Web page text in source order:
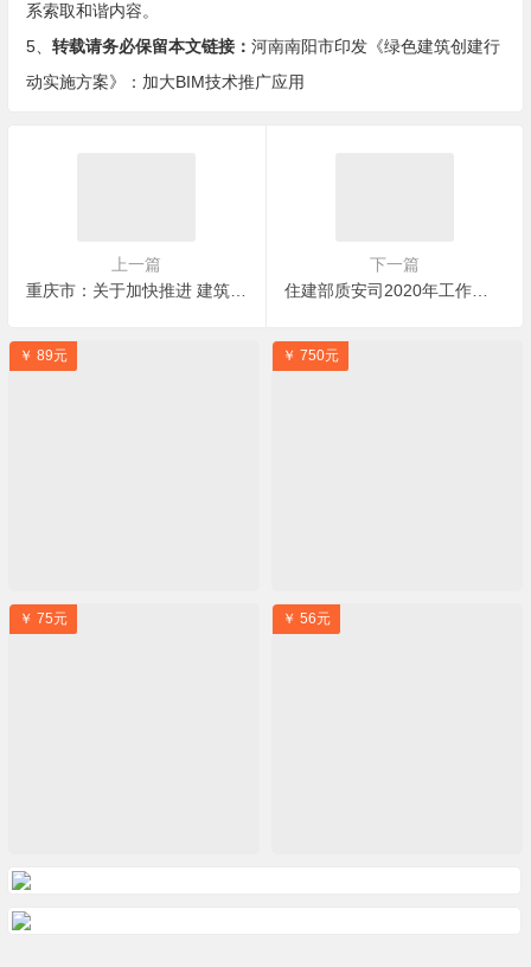
系索取和谐内容。
5、 转载请务必保留本文链接： 河南南阳市印发《绿色建筑创建行
动实施方案》：加大BIM技术推广应用
上一篇
重庆市：关于加快推进 建筑信息模型 （BIM） 技术应用的意见
下一篇
住建部质安司2020年工作要点，试点BIM审图并推动BIM全过程集成应用
￥ 89元 ￥ 750元
￥ 75元 ￥ 56元